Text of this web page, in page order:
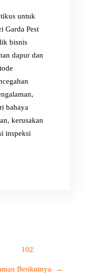
untuk
Garda Pest
bisnis
dapur dan
bahaya
kerusakan
inspeksi
102
Berikutnya →